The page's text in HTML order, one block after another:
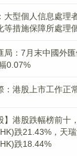
大型個人信息處理
等措施保障所處理
局：7月末中國外
0.07%
：港股上市工作正
】港股跌幅榜前十
跌21.43%，天
跌18.44%